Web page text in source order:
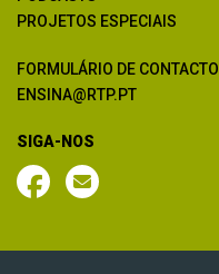
PROJETOS ESPECIAIS
FORMULÁRIO DE CONTACTO
ENSINA@RTP.PT
SIGA-NOS